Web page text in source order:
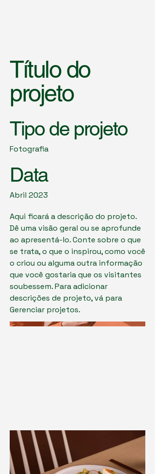
Título do
projeto
Tipo de projeto
Fotografia
Data
Abril 2023
Aqui ficará a descrição do projeto.
Dê uma visão geral ou se aprofunde
ao apresentá-lo. Conte sobre o que
se trata, o que o inspirou, como você
o criou ou alguma outra informação
que você gostaria que os visitantes
soubessem. Para adicionar
descrições de projeto, vá para
Gerenciar projetos.